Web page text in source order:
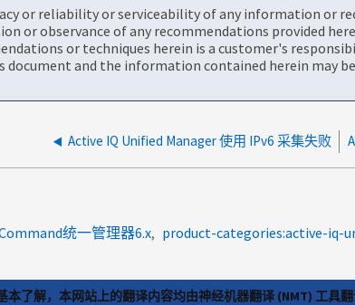
or reliability or serviceability of any information or
or observance of any recommendations provided
or techniques herein is a customer's
and the information contained herein may
Active IQ Unified Manager 使用 IPv6 采集失败
统一管理器6.x product-categories:active-iq-
本了解，本网站上的翻译内容均由神经机器翻译 (NMT) 工具